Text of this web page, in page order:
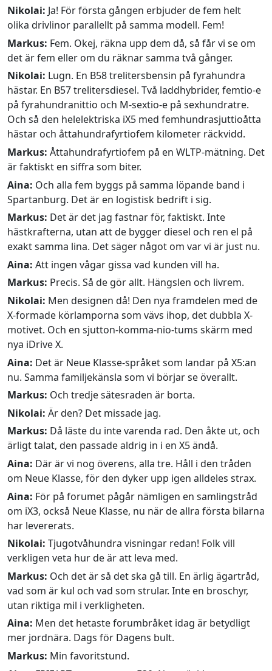
Nikolai: Ja! För första gången erbjuder de fem helt
olika drivlinor parallellt på samma modell. Fem!
Markus: Fem. Okej, räkna upp dem då, så får vi se om
det är fem eller om du räknar samma två gånger.
Nikolai: Lugn. En B58 trelitersbensin på fyrahundra
hästar. En B57 trelitersdiesel. Två laddhybrider, femtio-e
på fyrahundranittio och M-sextio-e på sexhundratre.
Och så den helelektriska iX5 med femhundrasjuttioåtta
hästar och åttahundrafyrtiofem kilometer räckvidd.
Markus: Åttahundrafyrtiofem på en WLTP-mätning. Det
är faktiskt en siffra som biter.
Aina: Och alla fem byggs på samma löpande band i
Spartanburg. Det är en logistisk bedrift i sig.
Markus: Det är det jag fastnar för, faktiskt. Inte
hästkrafterna, utan att de bygger diesel och ren el på
exakt samma lina. Det säger något om var vi är just nu.
Aina: Att ingen vågar gissa vad kunden vill ha.
Markus: Precis. Så de gör allt. Hängslen och livrem.
Nikolai: Men designen då! Den nya framdelen med de
X-formade körlamporna som vävs ihop, det dubbla X-
motivet. Och en sjutton-komma-nio-tums skärm med
nya iDrive X.
Aina: Det är Neue Klasse-språket som landar på X5:an
nu. Samma familjekänsla som vi börjar se överallt.
Markus: Och tredje sätesraden är borta.
Nikolai: Är den? Det missade jag.
Markus: Då läste du inte varenda rad. Den åkte ut, och
ärligt talat, den passade aldrig in i en X5 ändå.
Aina: Där är vi nog överens, alla tre. Håll i den tråden
om Neue Klasse, för den dyker upp igen alldeles strax.
Aina: För på forumet pågår nämligen en samlingstråd
om iX3, också Neue Klasse, nu när de allra första bilarna
har levererats.
Nikolai: Tjugotvåhundra visningar redan! Folk vill
verkligen veta hur de är att leva med.
Markus: Och det är så det ska gå till. En ärlig ägartråd,
vad som är kul och vad som strular. Inte en broschyr,
utan riktiga mil i verkligheten.
Aina: Men det hetaste forumbråket idag är betydligt
mer jordnära. Dags för Dagens bult.
Markus: Min favoritstund.